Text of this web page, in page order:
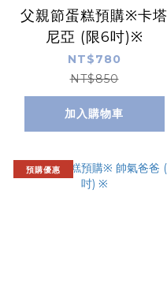
父親節蛋糕預購※卡塔
尼亞 (限6吋)※
NT$780
NT$850
加入購物車
預購優惠